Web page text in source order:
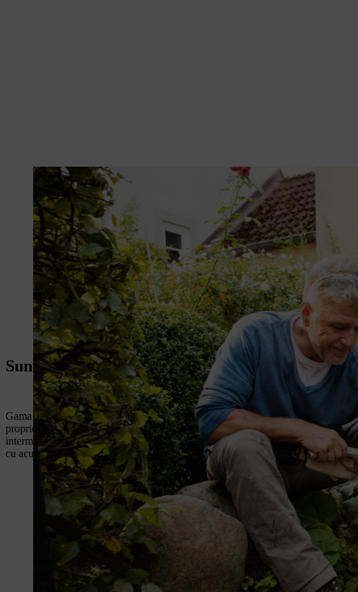
Sunteți echipat pentru orice lucrare în grădină
Gama AI de la STIHL ușurează munca în grădină: toate utilajele din gama AI
proprietarilor de grădini mici. Utilajele cu acumulator din gama AI au un
intermediul prizei de perete. Gama AI de la STIHL este formată din 3 utilaje:
cu acumulator BGA 45 și trimmer-ul pentru gazon cu acumulator FSA 45.